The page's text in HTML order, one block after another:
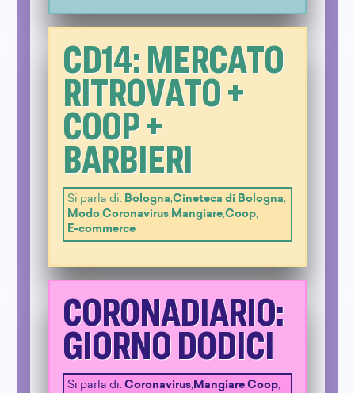
CD14: MERCATO
RITROVATO +
COOP +
BARBIERI
Si parla di: Bologna,Cineteca di Bologna,
Modo,Coronavirus,Mangiare,Coop,
E-commerce
CORONADIARIO:
GIORNO DODICI
Si parla di: Coronavirus,Mangiare,Coop,